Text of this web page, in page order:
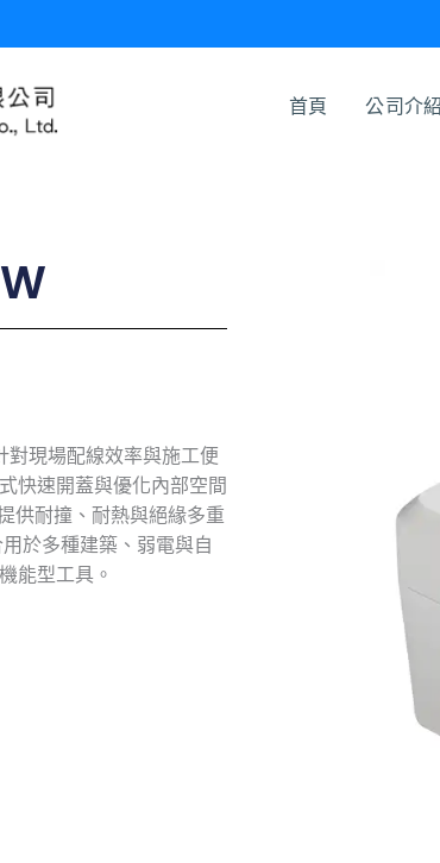
首頁 公司介紹
對現場配線效率與施工便
快速開蓋與優化內部空間
供耐撞、耐熱與絕緣多重
於多種建築、弱電與自
能型工具。